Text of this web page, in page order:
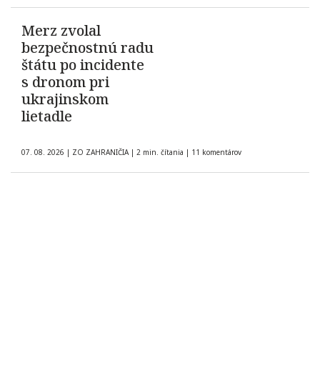
Merz zvolal
bezpečnostnú radu
štátu po incidente
s dronom pri
ukrajinskom
lietadle
07. 08. 2026 | ZO ZAHRANIČIA | 2 min. čítania | 11 komentárov